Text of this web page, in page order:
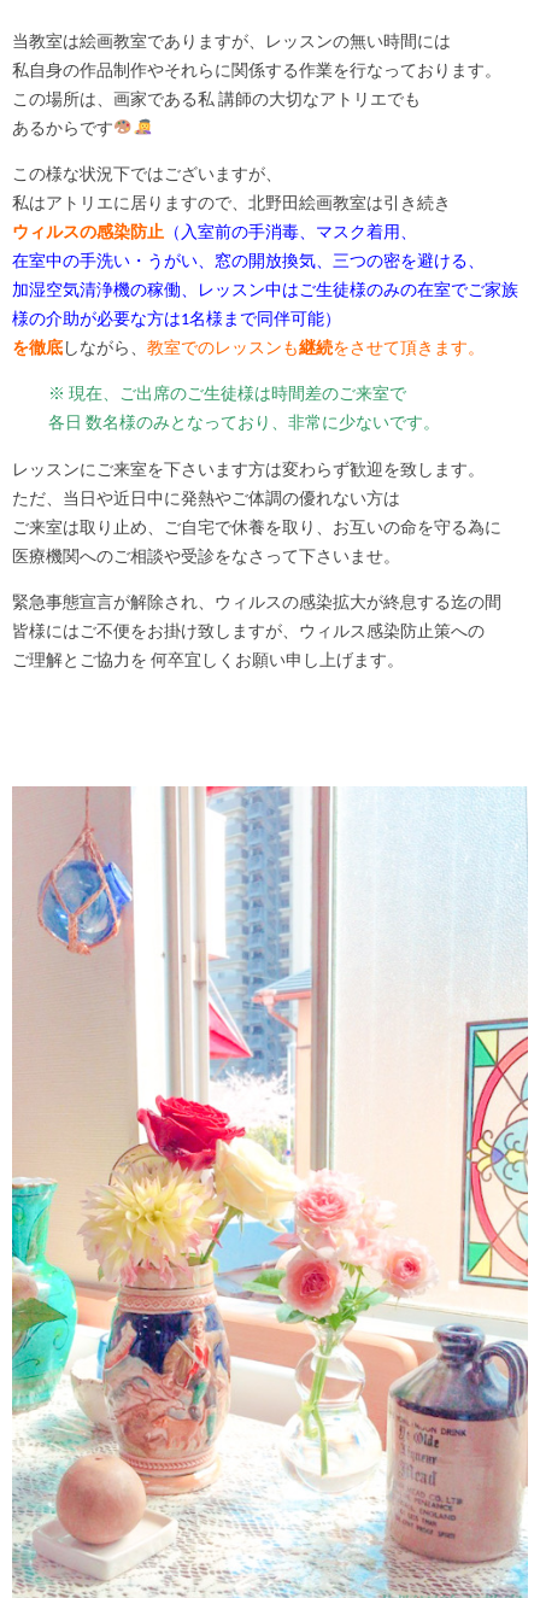
当教室は絵画教室でありますが、レッスンの無い時間には
私自身の作品制作やそれらに関係する作業を行なっております。
この場所は、画家である私 講師の大切なアトリエでも
あるからです
この様な状況下ではございますが、
私はアトリエに居りますので、北野田絵画教室は引き続き
ウィルスの感染防止 （入室前の手消毒、マスク着用、
在室中の手洗い・うがい、窓の開放換気、三つの密を避ける、
加湿空気清浄機の稼働、
レッスン中はご生徒様のみの在室でご家族
様の介助が必要な方は1名様まで同伴可能）
を徹底 しながら、 教室でのレッスンも継続をさせて頂きます。
※ 現在、ご出席のご生徒様は時間差のご来室で
各日 数名様のみとなっており、非常に少ないです。
レッスンにご来室を下さいます方は変わらず歓迎を致します。
ただ、当日や近日中に発熱やご体調の優れない方は
ご来室は取り止め、ご自宅で休養を取り、お互いの命を守る為に
医療機関へのご相談や受診をなさって下さいませ。
緊急事態宣言が解除され、ウィルスの感染拡大が終息する迄の間
皆様にはご不便をお掛け致しますが、ウィルス感染防止策への
ご理解とご協力を 何卒宜しくお願い申し上げます。